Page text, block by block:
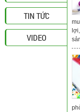
TIN TỨC
VIDEO